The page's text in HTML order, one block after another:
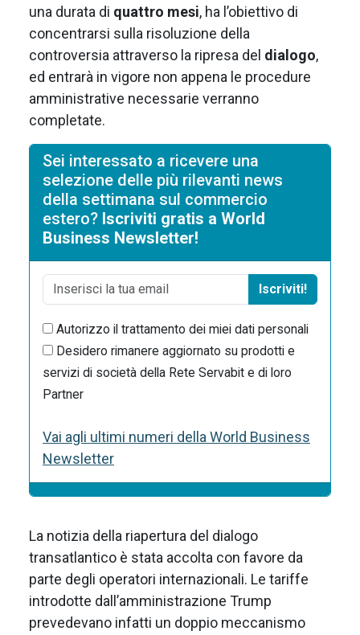
una durata di quattro mesi, ha l’obiettivo di
concentrarsi sulla risoluzione della
controversia attraverso la ripresa del dialogo,
ed entrarà in vigore non appena le procedure
amministrative necessarie verranno
completate.
Sei interessato a ricevere una
selezione delle più rilevanti news
della settimana sul commercio
estero? Iscriviti gratis a World
Business Newsletter!
Iscriviti!
Autorizzo il trattamento dei miei dati personali
Desidero rimanere aggiornato su prodotti e
servizi di società della Rete Servabit e di loro
Partner
Vai agli ultimi numeri della World Business
Newsletter
La notizia della riapertura del dialogo
transatlantico è stata accolta con favore da
parte degli operatori internazionali. Le tariffe
introdotte dall’amministrazione Trump
prevedevano infatti un doppio meccanismo